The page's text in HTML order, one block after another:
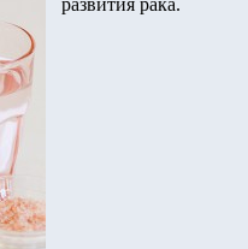
развития рака.